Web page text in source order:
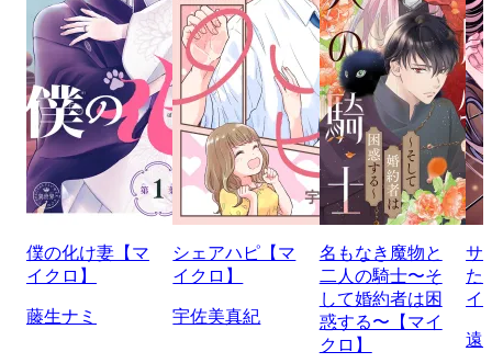
僕の化け妻【マ
イクロ】
藤生ナミ
シェアハピ【マ
イクロ】
宇佐美真紀
名もなき魔物と
二人の騎士〜そ
して婚約者は困
惑する〜【マイ
クロ】
サ
た
イ
遠